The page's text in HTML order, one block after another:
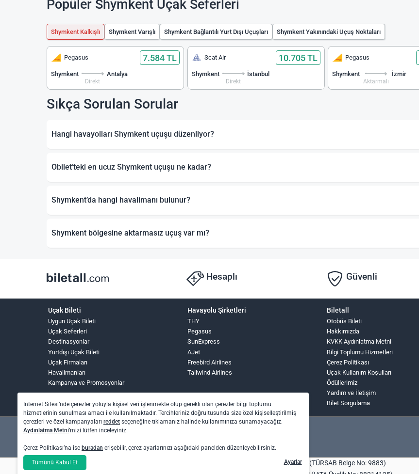
Popüler Shymkent Uçak Seferleri
Shymkent Kalkışlı Shymkent Varışlı Shymkent Bağlantılı Yurt Dışı Uçuşları Shymkent Yakınındaki Uçuş Noktaları
Pegasus 7.584 TL
Shymkent
Direkt
Antalya
Scat Air 10.705 TL
Shymkent
Direkt
İstanbul
Pegasus
Shymkent
Aktarmalı
İzmir
Sıkça Sorulan Sorular
Hangi havayolları Shymkent uçuşu düzenliyor?
Obilet’teki en ucuz Shymkent uçuşu ne kadar?
Shymkent’da hangi havalimanı bulunur?
Shymkent bölgesine aktarmasız uçuş var mı?
Hesaplı Güvenli
Uçak Bileti
Uygun Uçak Bileti
Uçak Seferleri
Destinasyonlar
Yurtdışı Uçak Bileti
Uçak Firmaları
Havalimanları
Kampanya ve Promosyonlar
Havayolu Şirketleri
THY
Pegasus
SunExpress
AJet
Freebird Airlines
Tailwind Airlines
Biletall
Otobüs Bileti
Hakkımızda
KVKK Aydınlatma Metni
Bilgi Toplumu Hizmetleri
Çerez Politikası
Uçak Kullanım Koşulları
Ödüllerimiz
Yardım ve İletişim
Bilet Sorgulama
Otel rezervasyon ve otobüs bileti işlemleri için: Obilet.com Turizm Seyahat Acentası (TÜRSAB Belge No: 9883)
İnternet Sitesi’nde çerezler yoluyla kişisel veri işlenmekte olup gerekli olan çerezler bilgi toplumu
hizmetlerinin sunulması amacı ile kullanılmaktadır. Tercihleriniz doğrultusunda size özel kişiselleştirilmiş
çerezleri ve özel kampanyaları reddet seçeneğine tıklamanız halinde kullanımınıza sunamayacağız.
Aydınlatma Metni’mizi lütfen inceleyiniz.
Çerez Politikası’na ise buradan erişebilir, çerez ayarlarınızı aşağıdaki panelden düzenleyebilirsiniz.
Tümünü Kabul Et Ayarlar